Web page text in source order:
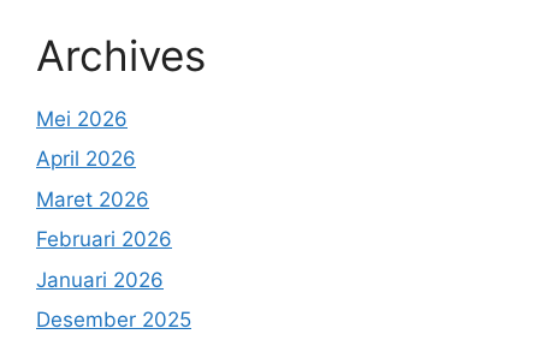
Archives
Mei 2026
April 2026
Maret 2026
Februari 2026
Januari 2026
Desember 2025